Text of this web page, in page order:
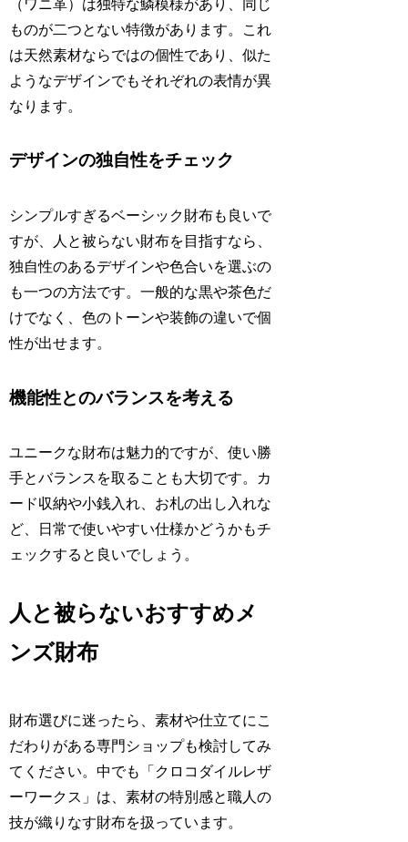
（ワニ革）は独特な鱗模様があり、同じ
ものが二つとない特徴があります。これ
は天然素材ならではの個性であり、似た
ようなデザインでもそれぞれの表情が異
なります。
デザインの独自性をチェック
シンプルすぎるベーシック財布も良いで
すが、人と被らない財布を目指すなら、
独自性のあるデザインや色合いを選ぶの
も一つの方法です。一般的な黒や茶色だ
けでなく、色のトーンや装飾の違いで個
性が出せます。
機能性とのバランスを考える
ユニークな財布は魅力的ですが、使い勝
手とバランスを取ることも大切です。カ
ード収納や小銭入れ、お札の出し入れな
ど、日常で使いやすい仕様かどうかもチ
ェックすると良いでしょう。
人と被らないおすすめメ
ンズ財布
財布選びに迷ったら、素材や仕立てにこ
だわりがある専門ショップも検討してみ
てください。中でも「クロコダイルレザ
ーワークス」は、素材の特別感と職人の
技が織りなす財布を扱っています。